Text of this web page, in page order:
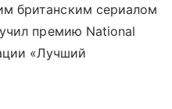
британским сериалом
премию National
«Лучший